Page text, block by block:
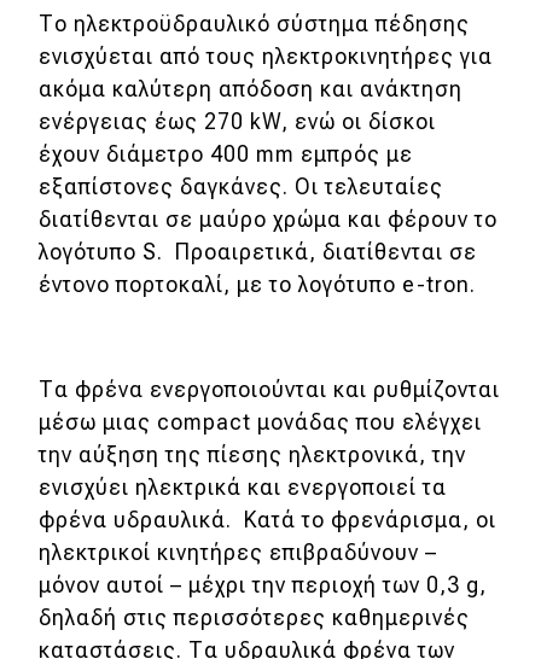
Το ηλεκτροϋδραυλικό σύστημα πέδησης
ενισχύεται από τους ηλεκτροκινητήρες για
ακόμα καλύτερη απόδοση και ανάκτηση
ενέργειας έως 270 kW, ενώ οι δίσκοι
έχουν διάμετρο 400 mm εμπρός με
εξαπίστονες δαγκάνες. Οι τελευταίες
διατίθενται σε μαύρο χρώμα και φέρουν το
λογότυπο S. Προαιρετικά, διατίθενται σε
έντονο πορτοκαλί, με το λογότυπο e-tron.
Τα φρένα ενεργοποιούνται και ρυθμίζονται
μέσω μιας compact μονάδας που ελέγχει
την αύξηση της πίεσης ηλεκτρονικά, την
ενισχύει ηλεκτρικά και ενεργοποιεί τα
φρένα υδραυλικά. Κατά το φρενάρισμα, οι
ηλεκτρικοί κινητήρες επιβραδύνουν –
μόνον αυτοί – μέχρι την περιοχή των 0,3 g,
δηλαδή στις περισσότερες καθημερινές
καταστάσεις. Τα υδραυλικά φρένα των